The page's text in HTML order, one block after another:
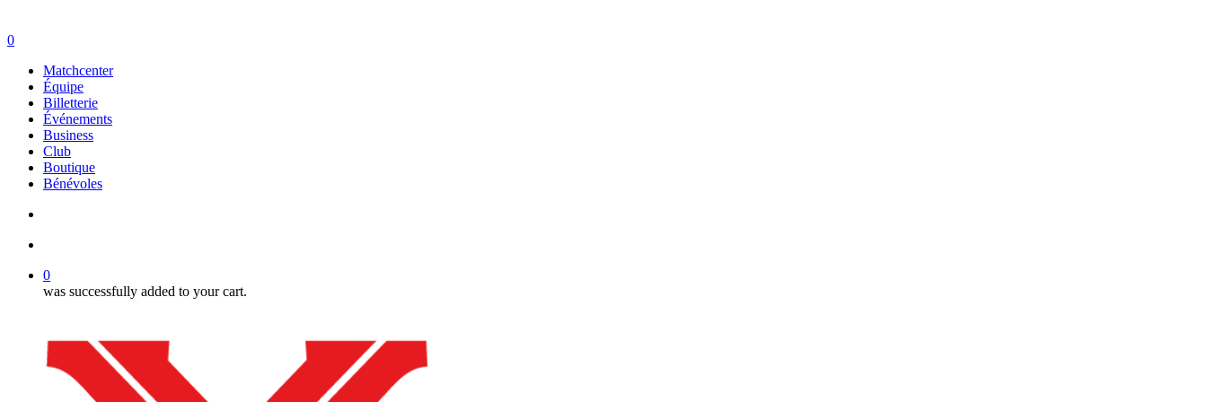
search
account
0
Matchcenter
Équipe
Billetterie
Événements
Business
Club
Boutique
Bénévoles
0
was successfully added to your cart.